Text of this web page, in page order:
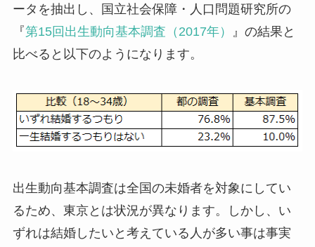
ータを抽出し、国立社会保障・人口問題研究所の
『第15回出生動向基本調査（2017年）
』の結果と
比べると以下のようになります。
出生動向基本調査は全国の未婚者を対象にしてい
るため、東京とは状況が異なります。しかし、い
ずれは結婚したいと考えている人が多い事は事実